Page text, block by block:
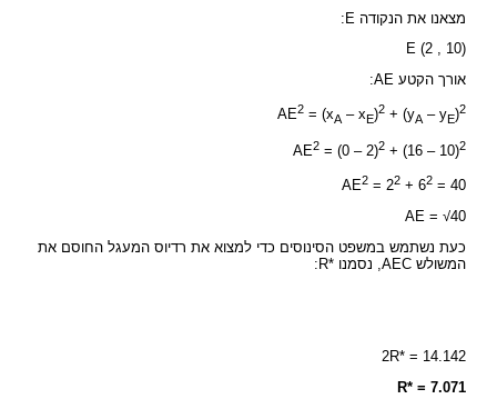
מצאנו את הנקודה E:
E (2 , 10)
אורך הקטע AE:
AE2 = (xA – xE)2 + (yA – yE)2
AE2 = (0 – 2)2 + (16 – 10)2
AE2 = 22 + 62 = 40
AE = √40
כעת נשתמש במשפט הסינוסים כדי למצוא את רדיוס המעגל החוסם את
המשולש AEC, נסמנו *R:
2R* = 14.142
R* = 7.071